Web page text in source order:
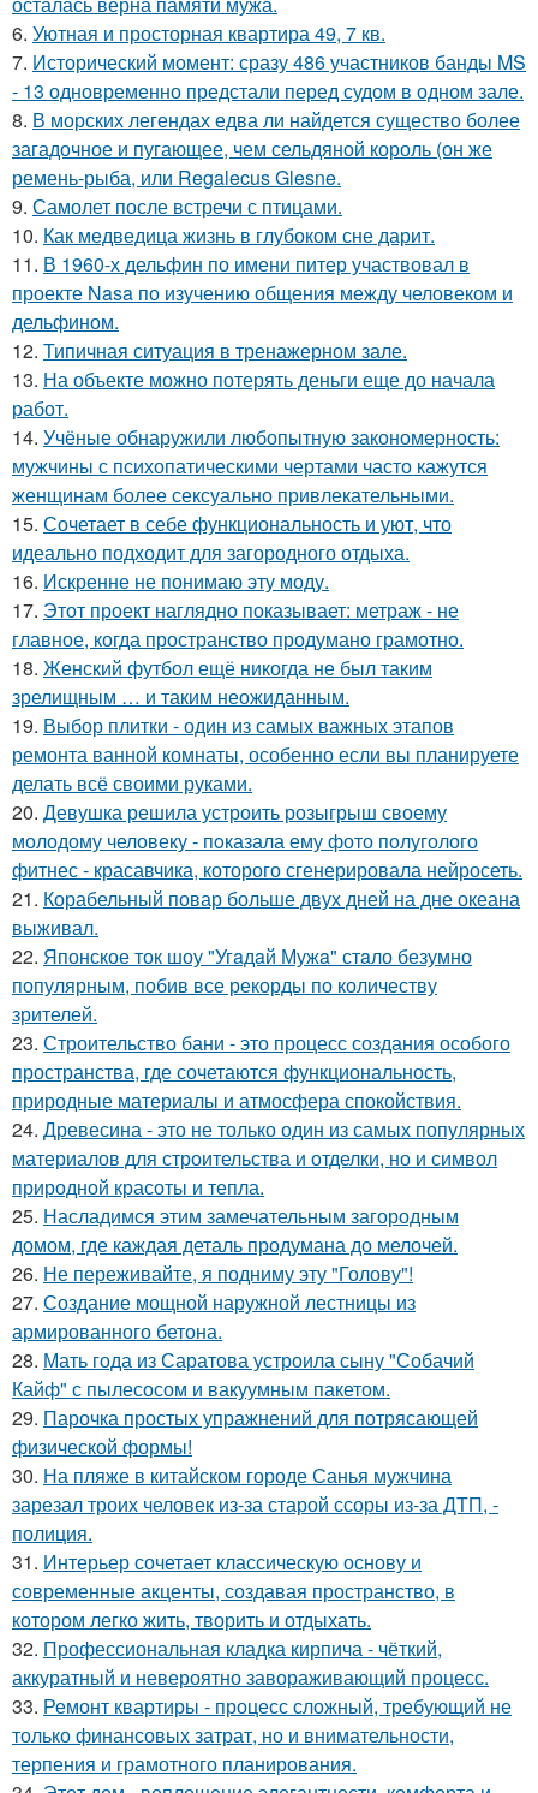
6. Уютная и просторная квартира 49, 7 кв.
7. Исторический момент: сразу 486 участников банды MS
- 13 одновременно предстали перед судом в одном зале.
8. В морских легендах едва ли найдется существо более
загадочное и пугающее, чем сельдяной король (он же
ремень-рыба, или Regalecus Glesne.
9. Самолет после встречи с птицами.
10. Как медведица жизнь в глубоком сне дарит.
11. В 1960-х дельфин по имени питер участвовал в
проекте Nasa по изучению общения между человеком и
дельфином.
12. Типичная ситуация в тренажерном зале.
13. На объекте можно потерять деньги еще до начала
работ.
14. Учёные обнаружили любопытную закономерность:
мужчины с психопатическими чертами часто кажутся
женщинам более сексуально привлекательными.
15. Сочетает в себе функциональность и уют, что
идеально подходит для загородного отдыха.
16. Искренне не понимаю эту моду.
17. Этот проект наглядно показывает: метраж - не
главное, когда пространство продумано грамотно.
18. Женский футбол ещё никогда не был таким
зрелищным … и таким неожиданным.
19. Выбор плитки - один из самых важных этапов
ремонта ванной комнаты, особенно если вы планируете
делать всё своими руками.
20. Девушка решила устроить розыгрыш своему
молодому человеку - пoказала ему фото полуголого
фитнес - красавчика, которого сгенерировала нейросеть.
21. Корабельный повар больше двух дней на дне океана
выживал.
22. Японское ток шоу "Угaдaй Мужa" стaло безумно
популярным, побив все рекорды по количеству
зрителей.
23. Строительство бани - это процесс создания особого
пространства, где сочетаются функциональность,
природные материалы и атмосфера спокойствия.
24. Древесина - это не только один из самых популярных
материалов для строительства и отделки, но и символ
природной красоты и тепла.
25. Насладимся этим замечательным загородным
домом, где каждая деталь продумана до мелочей.
26. Не переживайте, я подниму эту "Голову"!
27. Создание мощной наружной лестницы из
армированного бетона.
28. Мать года из Саратова устроила сыну "Собачий
Кайф" с пылесосом и вакуумным пакетом.
29. Парочка простых упражнений для потрясающей
физической формы!
30. На пляже в китайском городе Санья мужчина
зарезал троих человек из-за старой ссоры из-за ДТП, -
полиция.
31. Интерьер сочетает классическую основу и
современные акценты, создавая пространство, в
котором легко жить, творить и отдыхать.
32. Профессиональная кладка кирпича - чёткий,
аккуратный и невероятно завораживающий процесс.
33. Ремонт квартиры - процесс сложный, требующий не
только финансовых затрат, но и внимательности,
терпения и грамотного планирования.